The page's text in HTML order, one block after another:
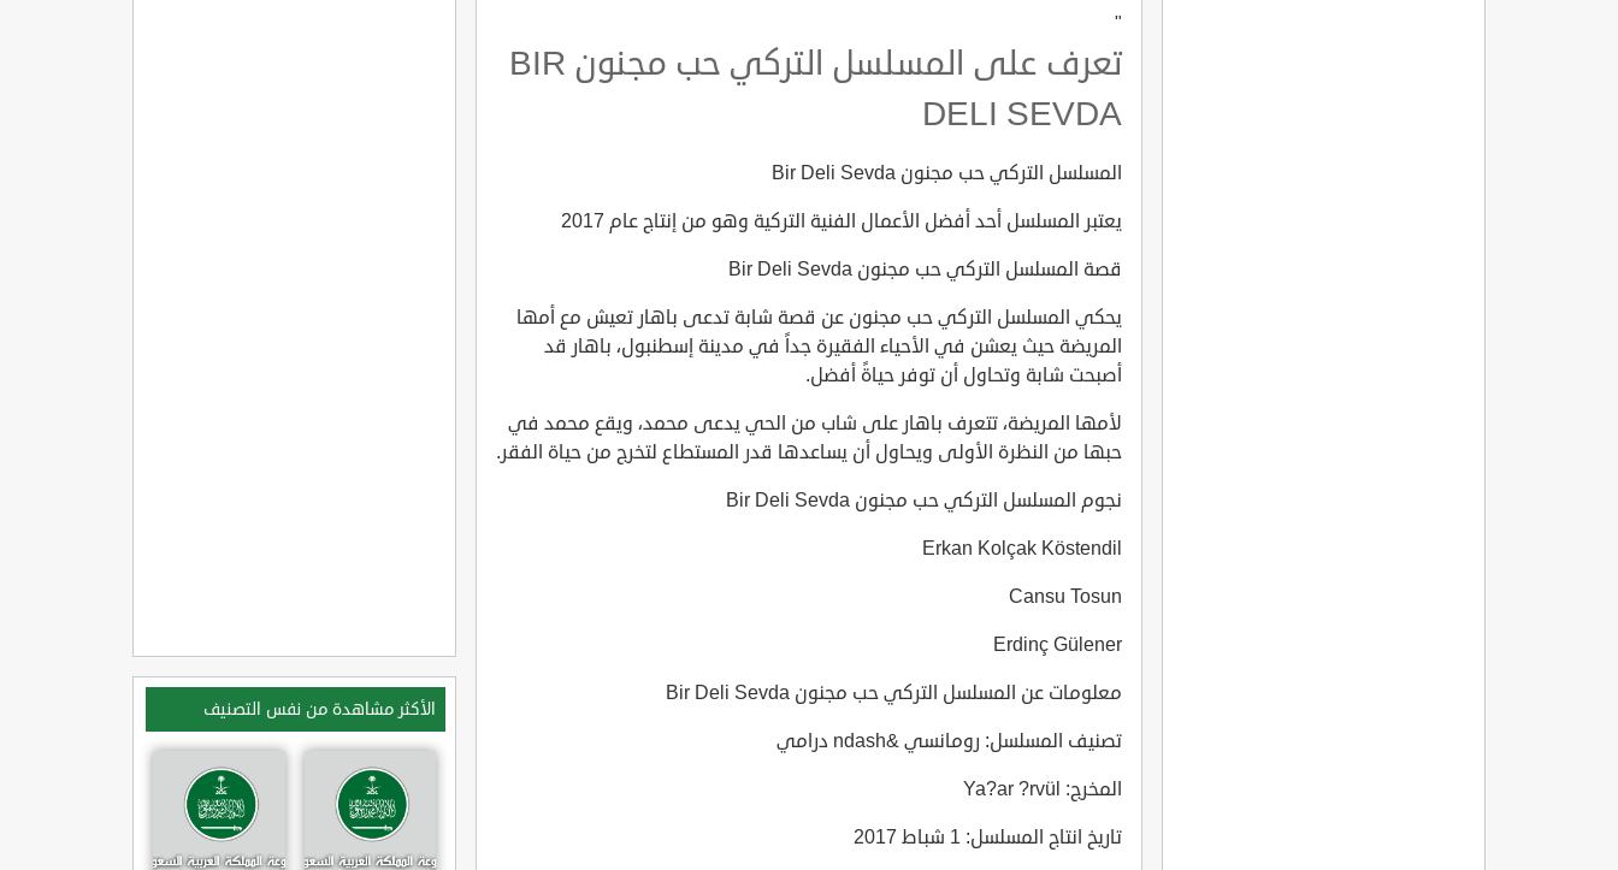
"
تعرف على المسلسل التركي حب مجنون BIR
DELI SEVDA
المسلسل التركي حب مجنون Bir Deli Sevda
يعتبر المسلسل أحد أفضل الأعمال الفنية التركية وهو من إنتاج عام 2017
قصة المسلسل التركي حب مجنون Bir Deli Sevda
يحكي المسلسل التركي حب مجنون عن قصة شابة تدعى باهار تعيش مع أمها
المريضة حيث يعشن في الأحياء الفقيرة جداً في مدينة إسطنبول، باهار قد
أصبحت شابة وتحاول أن توفر حياةً أفضل.
لأمها المريضة، تتعرف باهار على شاب من الحي يدعى محمد، ويقع محمد في
حبها من النظرة الأولى ويحاول أن يساعدها قدر المستطاع لتخرج من حياة الفقر.
نجوم المسلسل التركي حب مجنون Bir Deli Sevda
Erkan Kolçak Köstendil
Cansu Tosun
Erdinç Gülener
معلومات عن المسلسل التركي حب مجنون Bir Deli Sevda
تصنيف المسلسل: رومانسي &ndash درامي
المخرج: Ya?ar ?rvül
تاريخ انتاج المسلسل: 1 شباط 2017
الأكثر مشاهدة من نفس التصنيف